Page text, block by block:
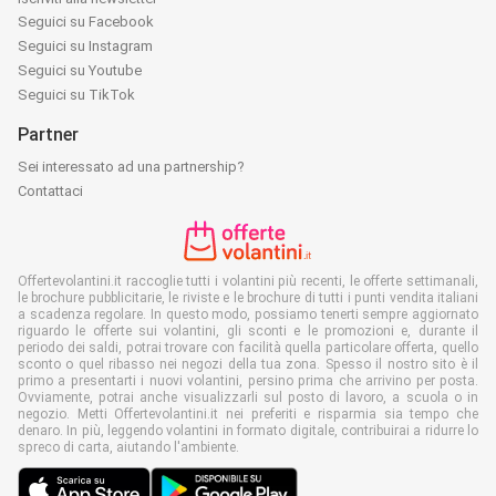
Seguici su Facebook
Seguici su Instagram
Seguici su Youtube
Seguici su TikTok
Partner
Sei interessato ad una partnership?
Contattaci
Offertevolantini.it raccoglie tutti i volantini più recenti, le offerte settimanali,
le brochure pubblicitarie, le riviste e le brochure di tutti i punti vendita italiani
a scadenza regolare. In questo modo, possiamo tenerti sempre aggiornato
riguardo le offerte sui volantini, gli sconti e le promozioni e, durante il
periodo dei saldi, potrai trovare con facilità quella particolare offerta, quello
sconto o quel ribasso nei negozi della tua zona. Spesso il nostro sito è il
primo a presentarti i nuovi volantini, persino prima che arrivino per posta.
Ovviamente, potrai anche visualizzarli sul posto di lavoro, a scuola o in
negozio. Metti Offertevolantini.it nei preferiti e risparmia sia tempo che
denaro. In più, leggendo volantini in formato digitale, contribuirai a ridurre lo
spreco di carta, aiutando l'ambiente.